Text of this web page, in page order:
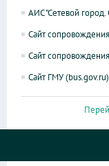
АИС "Сетевой
Сайт
Сайт
Сайт ГМУ (bus.gov.ru)